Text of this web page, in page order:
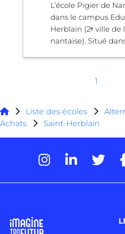
L’école Pigier de
dans le campus
Herblain (2ᵉ ville de
nantaise). Situé
1
Liste des écoles
Achats
Saint-Herblain